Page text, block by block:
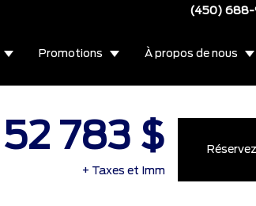
(450)
Promotions À propos de nous
52 783 $
+ Taxes et Imm